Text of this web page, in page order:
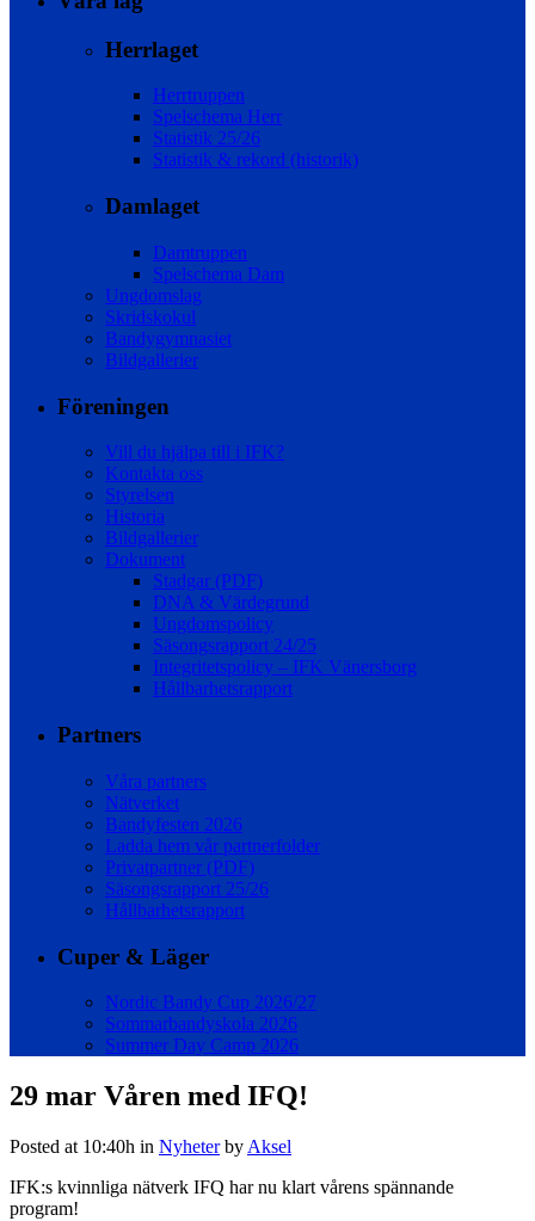
Herrlaget
Herrtruppen
Spelschema Herr
Statistik 25/26
Statistik & rekord (historik)
Damlaget
Damtruppen
Spelschema Dam
Ungdomslag
Skridskokul
Bandygymnasiet
Bildgallerier
Föreningen
Vill du hjälpa till i IFK?
Kontakta oss
Styrelsen
Historia
Bildgallerier
Dokument
Stadgar (PDF)
DNA & Värdegrund
Ungdomspolicy
Säsongsrapport 24/25
Integritetspolicy – IFK Vänersborg
Hållbarhetsrapport
Partners
Våra partners
Nätverket
Bandyfesten 2026
Ladda hem vår partnerfolder
Privatpartner (PDF)
Säsongsrapport 25/26
Hållbarhetsrapport
Cuper & Läger
Nordic Bandy Cup 2026/27
Sommarbandyskola 2026
Summer Day Camp 2026
29 mar Våren med IFQ!
Posted at 10:40h in Nyheter by Aksel
IFK:s kvinnliga nätverk IFQ har nu klart vårens spännande
program!